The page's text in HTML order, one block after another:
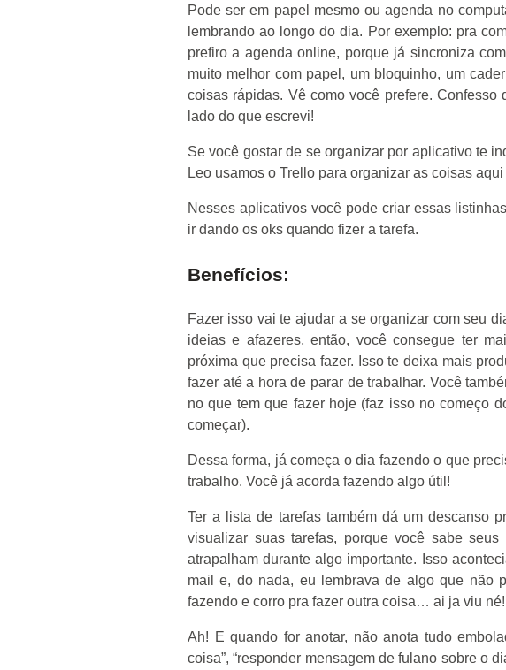
Pode ser em papel mesmo ou agenda no
lembrando ao longo do dia. Por exemplo: pra
prefiro a agenda online, porque já sincroniza
muito melhor com papel, um bloquinho, um
coisas rápidas. Vê como você prefere.
lado do que escrevi!
Se você gostar de se organizar por aplicativo te
Leo usamos o Trello para organizar as coisas
Nesses aplicativos você pode criar essas
ir dando os oks quando fizer a tarefa.
Benefícios:
Fazer isso vai te ajudar a se organizar com seu
ideias e afazeres, então, você consegue ter
próxima que precisa fazer. Isso te deixa mais
fazer até a hora de parar de trabalhar. Você
no que tem que fazer hoje (faz isso no começo
começar).
Dessa forma, já começa o dia fazendo o que
trabalho. Você já acorda fazendo algo útil!
Ter a lista de tarefas também dá um descanso
visualizar suas tarefas, porque você sabe
atrapalham durante algo importante. Isso
mail e, do nada, eu lembrava de algo que não
fazendo e corro pra fazer outra coisa… ai ja viu né!
Ah! E quando for anotar, não anota tudo
coisa”, “responder mensagem de fulano sobre o